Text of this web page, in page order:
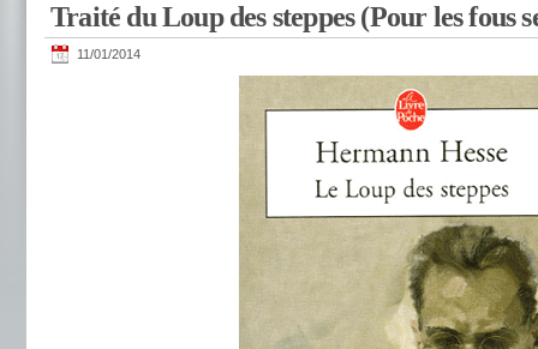
Traité du Loup des steppes (Pour les fous
11/01/2014